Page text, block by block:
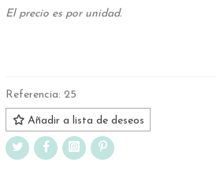
El precio es por unidad.
Referencia: 25
Añadir a lista de deseos